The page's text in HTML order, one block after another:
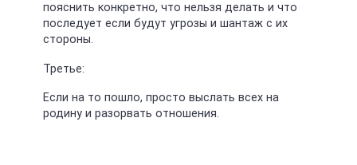
пояснить конкретно, что нельзя делать и что
последует если будут угрозы и шантаж с их
стороны.
Третье:
Если на то пошло, просто выслать всех на
родину и разорвать отношения.